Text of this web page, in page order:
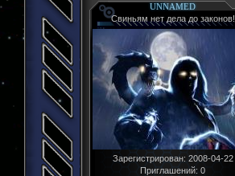
UNNAMED
Свиньям нет дела до законов!
Зарегистрирован: 2008-04-22
Приглашений: 0